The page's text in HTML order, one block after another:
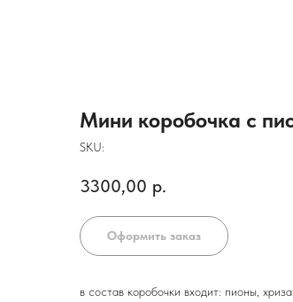
Мини коробочка с
SKU:
3300,00 р.
Оформить заказ
в состав коробочки входит: пионы,